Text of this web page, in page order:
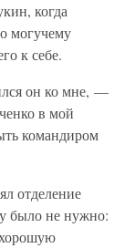
когда
могучему
к себе.
он ко мне, —
в мой
командиром
отделение
было не нужно: